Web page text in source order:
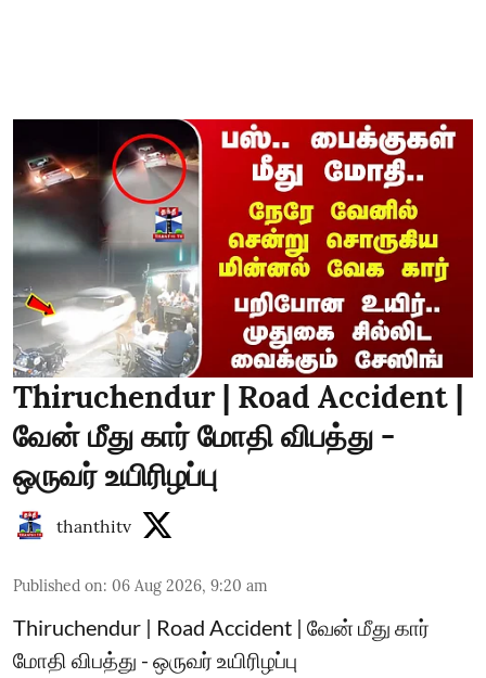
Thiruchendur | Road Accident |
வேன் மீது கார் மோதி விபத்து -
ஒருவர் உயிரிழப்பு
thanthitv
Published on: 06 Aug 2026, 9:20 am
Thiruchendur | Road Accident | வேன் மீது கார்
மோதி விபத்து - ஒருவர் உயிரிழப்பு